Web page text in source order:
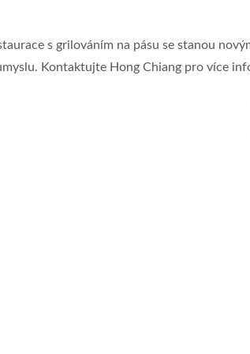
s grilováním na pásu se stanou
Kontaktujte Hong Chiang pro více